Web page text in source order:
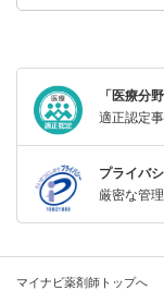
「医療分
適正認定
プライバ
厳密な管
マイナビ薬剤師トップへ